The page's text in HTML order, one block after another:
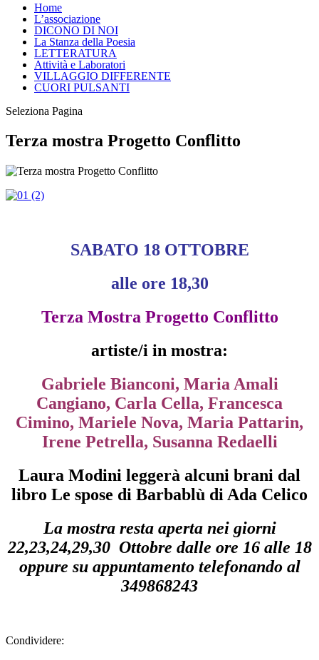
Home
L’associazione
DICONO DI NOI
La Stanza della Poesia
LETTERATURA
Attività e Laboratori
VILLAGGIO DIFFERENTE
CUORI PULSANTI
Seleziona Pagina
Terza mostra Progetto Conflitto
SABATO 18 OTTOBRE
alle ore 18,30
Terza Mostra Progetto Conflitto
artiste/i in mostra:
Gabriele Bianconi, Maria Amali
Cangiano, Carla Cella, Francesca
Cimino, Mariele Nova, Maria Pattarin,
Irene Petrella, Susanna Redaelli
Laura Modini leggerà alcuni brani dal
libro Le spose di Barbablù di Ada Celico
La mostra resta aperta nei giorni
22,23,24,29,30 Ottobre dalle ore 16 alle 18
oppure su appuntamento telefonando al
349868243
Condividere: